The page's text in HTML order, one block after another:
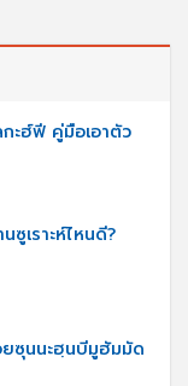
ะฮ์ฟี คู่มือเอาตัว
เราะห์ไหนดี?
ซุนนะฮฺนบีมูฮัมมัด